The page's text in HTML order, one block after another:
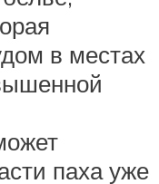
в местах
паха уже